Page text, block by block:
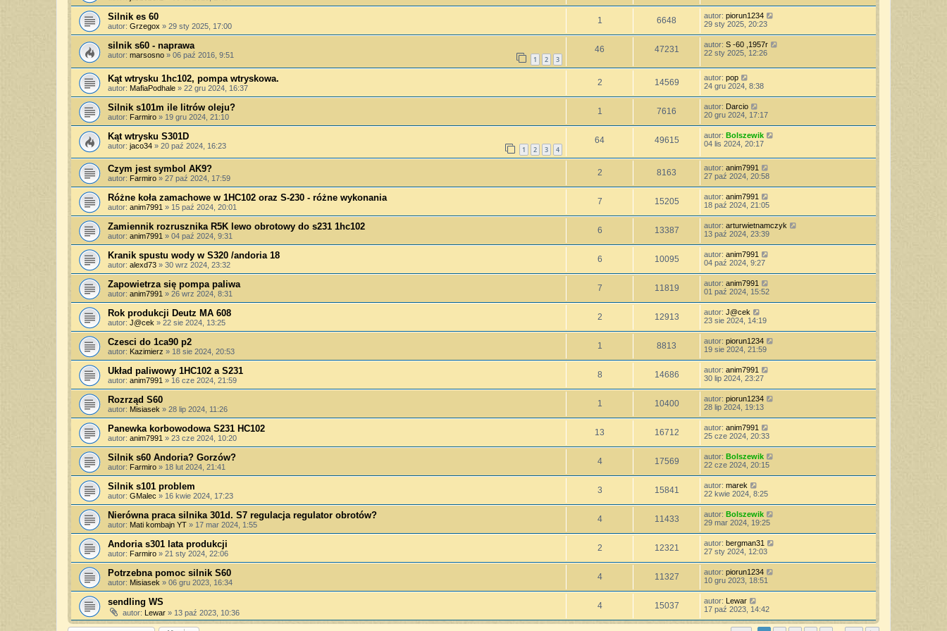
Silnik es 60
autor: Grzegox » 29 sty 2025, 17:00
1 6648 autor: piorun1234
29 sty 2025, 20:23
silnik s60 - naprawa
autor: marsosno » 06 paź 2016, 9:51 1 2 3
46 47231 autor: S -60 ,1957r
22 sty 2025, 12:26
Kąt wtrysku 1hc102, pompa wtryskowa.
autor: MafiaPodhale » 22 gru 2024, 16:37
2 14569 autor: pop
24 gru 2024, 8:38
Silnik s101m ile litrów oleju?
autor: Farmiro » 19 gru 2024, 21:10
1 7616 autor: Darcio
20 gru 2024, 17:17
Kąt wtrysku S301D
autor: jaco34 » 20 paź 2024, 16:23 1 2 3 4
64 49615 autor: Bolszewik
04 lis 2024, 20:17
Czym jest symbol AK9?
autor: Farmiro » 27 paź 2024, 17:59
2 8163 autor: anim7991
27 paź 2024, 20:58
Różne koła zamachowe w 1HC102 oraz S-230 - różne wykonania
autor: anim7991 » 15 paź 2024, 20:01
7 15205 autor: anim7991
18 paź 2024, 21:05
Zamiennik rozrusznika R5K lewo obrotowy do s231 1hc102
autor: anim7991 » 04 paź 2024, 9:31
6 13387 autor: arturwietnamczyk
13 paź 2024, 23:39
Kranik spustu wody w S320 /andoria 18
autor: alexd73 » 30 wrz 2024, 23:32
6 10095 autor: anim7991
04 paź 2024, 9:27
Zapowietrza się pompa paliwa
autor: anim7991 » 26 wrz 2024, 8:31
7 11819 autor: anim7991
01 paź 2024, 15:52
Rok produkcji Deutz MA 608
autor: J@cek » 22 sie 2024, 13:25
2 12913 autor: J@cek
23 sie 2024, 14:19
Czesci do 1ca90 p2
autor: Kazimierz » 18 sie 2024, 20:53
1 8813 autor: piorun1234
19 sie 2024, 21:59
Układ paliwowy 1HC102 a S231
autor: anim7991 » 16 cze 2024, 21:59
8 14686 autor: anim7991
30 lip 2024, 23:27
Rozrząd S60
autor: Misiasek » 28 lip 2024, 11:26
1 10400 autor: piorun1234
28 lip 2024, 19:13
Panewka korbowodowa S231 HC102
autor: anim7991 » 23 cze 2024, 10:20
13 16712 autor: anim7991
25 cze 2024, 20:33
Silnik s60 Andoria? Gorzów?
autor: Farmiro » 18 lut 2024, 21:41
4 17569 autor: Bolszewik
22 cze 2024, 20:15
Silnik s101 problem
autor: GMalec » 16 kwie 2024, 17:23
3 15841 autor: marek
22 kwie 2024, 8:25
Nierówna praca silnika 301d. S7 regulacja regulator obrotów?
autor: Mati kombajn YT » 17 mar 2024, 1:55
4 11433 autor: Bolszewik
29 mar 2024, 19:25
Andoria s301 lata produkcji
autor: Farmiro » 21 sty 2024, 22:06
2 12321 autor: bergman31
27 sty 2024, 12:03
Potrzebna pomoc silnik S60
autor: Misiasek » 06 gru 2023, 16:34
4 11327 autor: piorun1234
10 gru 2023, 18:51
sendling WS
autor: Lewar » 13 paź 2023, 10:36
4 15037 autor:
Lewar
17 paź 2023, 14:42